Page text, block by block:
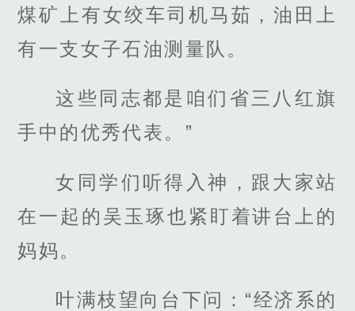
煤矿上有女绞车司机马茹，油田上
有一支女子石油测量队。
这些同志都是咱们省三八红旗
手中的优秀代表。”
女同学们听得入神，跟大家站
在一起的吴玉琢也紧盯着讲台上的
妈妈。
叶满枝望向台下问：“经济系的